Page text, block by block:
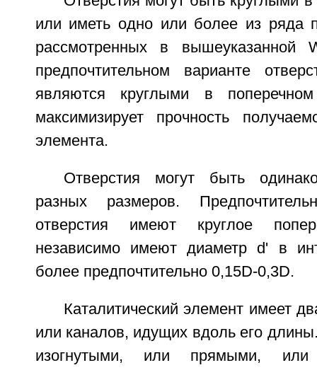
или иметь одно или более из ряда
рассмотренных в вышеуказанной
предпочтительном варианте
являются круглыми в
максимизирует прочность
элемента.
Отверстия могут быть
разных размеров.
отверстия имеют круглое
независимо имеют диаметр d' в
более предпочтительно 0,15D-0,3D.
Каталитический элемент имеет
или каналов, идущих вдоль его
изогнутыми, или прямыми, или